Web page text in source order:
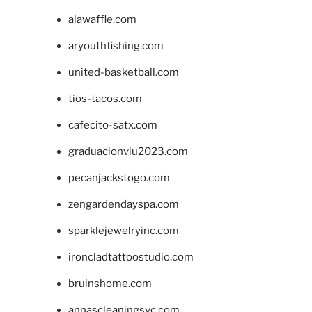
alawaffle.com
aryouthfishing.com
united-basketball.com
tios-tacos.com
cafecito-satx.com
graduacionviu2023.com
pecanjackstogo.com
zengardendayspa.com
sparklejewelryinc.com
ironcladtattoostudio.com
bruinshome.com